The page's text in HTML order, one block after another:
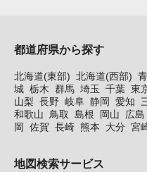
都道府県から探す
北海道(東部) 北海道(西部)
城 栃木 群馬 埼玉 千葉 東
山梨 長野 岐阜 静岡 愛知
和歌山
鳥取 島根 岡山 広島
岡 佐賀 長崎 熊本 大分 宮
地図検索サービス